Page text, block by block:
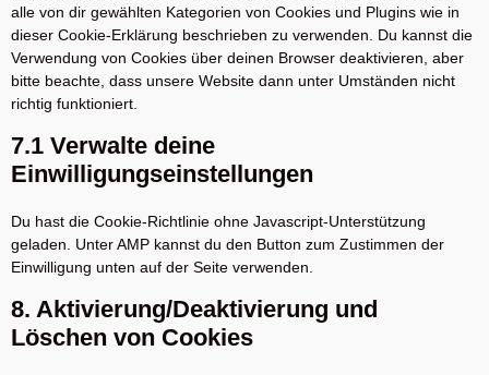
alle von dir gewählten Kategorien von Cookies und Plugins wie in
dieser Cookie-Erklärung beschrieben zu verwenden. Du kannst die
Verwendung von Cookies über deinen Browser deaktivieren, aber
bitte beachte, dass unsere Website dann unter Umständen nicht
richtig funktioniert.
7.1 Verwalte deine
Einwilligungseinstellungen
Du hast die Cookie-Richtlinie ohne Javascript-Unterstützung
geladen. Unter AMP kannst du den Button zum Zustimmen der
Einwilligung unten auf der Seite verwenden.
8. Aktivierung/Deaktivierung und
Löschen von Cookies